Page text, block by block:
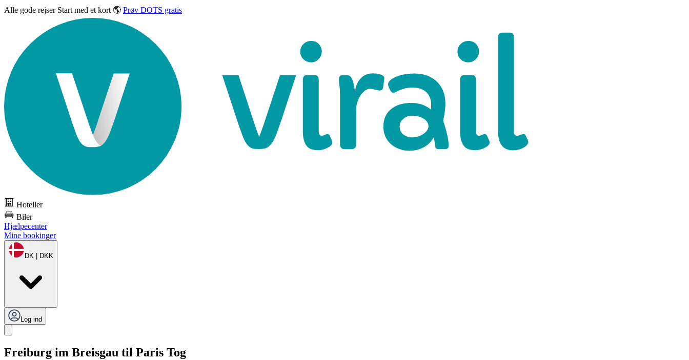
Alle gode rejser Start med et kort 🌎 Prøv DOTS gratis
Hoteller
Biler
Hjælpecenter
Mine bookinger
DK | DKK
Log ind
Freiburg im Breisgau til Paris Tog